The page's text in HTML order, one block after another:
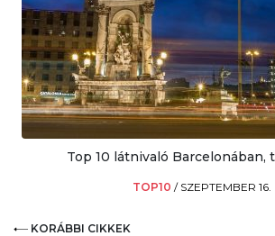
Top 10 látnivaló Barcelonában,
TOP10 / SZEPTEMBER 16.
KORÁBBI CIKKEK